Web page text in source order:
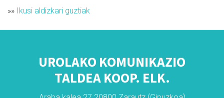
»» Ikusi aldizkari guztiak
UROLAKO KOMUNIKAZIO
TALDEA KOOP. ELK.